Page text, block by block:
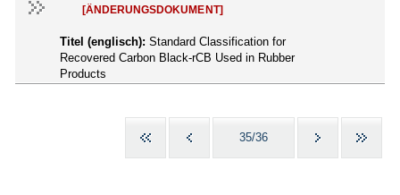
[ÄNDERUNGSDOKUMENT]
Titel (englisch): Standard Classification for
Recovered Carbon Black-rCB Used in Rubber
Products
35/36